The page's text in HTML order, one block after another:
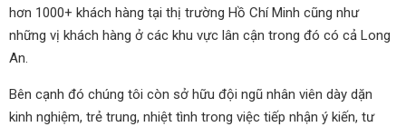
hơn 1000+ khách hàng tại thị trường Hồ Chí Minh cũng như
những vị khách hàng ở các khu vực lân cận trong đó có cả Long
An.
Bên cạnh đó chúng tôi còn sở hữu đội ngũ nhân viên dày dặn
kinh nghiệm, trẻ trung, nhiệt tình trong việc tiếp nhận ý kiến, tư